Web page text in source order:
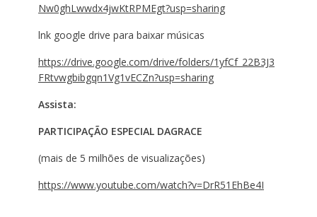
Nw0ghLwwdx4jwKtRPMEgt?usp=sharing
lnk google drive para baixar músicas
https://drive.google.com/drive/folders/1yfCf_22B3J3
FRtvwgbibgqn1Vg1vECZn?usp=sharing
Assista:
PARTICIPAÇÃO ESPECIAL DAGRACE
(mais de 5 milhões de visualizações)
https://www.youtube.com/watch?v=DrR51EhBe4I